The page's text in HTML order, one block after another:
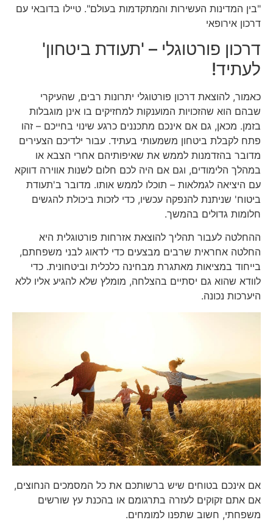
"בין המדינות העשירות והמתקדמות בעולם". טיילו בדובאי עם
דרכון אירופאי
דרכון פורטוגלי – 'תעודת ביטחון'
לעתיד!
כאמור, להוצאת דרכון פורטוגלי יתרונות רבים, שהעיקרי
שבהם הוא שהזכויות המוענקות למחזיקים בו אינן מוגבלות
בזמן. מכאן, גם אם אינכם מתכננים כרגע שינוי בחייכם – זהו
פתח לקבלת ביטחון משמעותי בעתיד. עבור ילדיכם הצעירים
מדובר בהזדמנות לממש את שאיפותיהם אחרי הצבא או
במהלך הלימודים, וגם אם היה לכם חלום לשנות אווירה דווקא
עם היציאה לגמלאות – תוכלו לממש אותו. מדובר ב'תעודת
ביטוח' שניתנת להנפקה עכשיו, כדי לזכות ביכולת להגשים
חלומות גדולים בהמשך.
ההחלטה לעבור תהליך להוצאת אזרחות פורטוגלית היא
החלטה אחראית שרבים מבצעים כדי לדאוג לבני משפחתם,
בייחוד במציאות מאתגרת מבחינה כלכלית וביטחונית. כדי
לוודא שהוא גם יסתיים בהצלחה, מומלץ שלא להגיע אליו ללא
היערכות נכונה.
אם אינכם בטוחים שיש ברשותכם את כל המסמכים הנחוצים,
אם אתם זקוקים לעזרה בתרגומם או בהכנת עץ שורשים
משפחתי, חשוב שתפנו למומחים.